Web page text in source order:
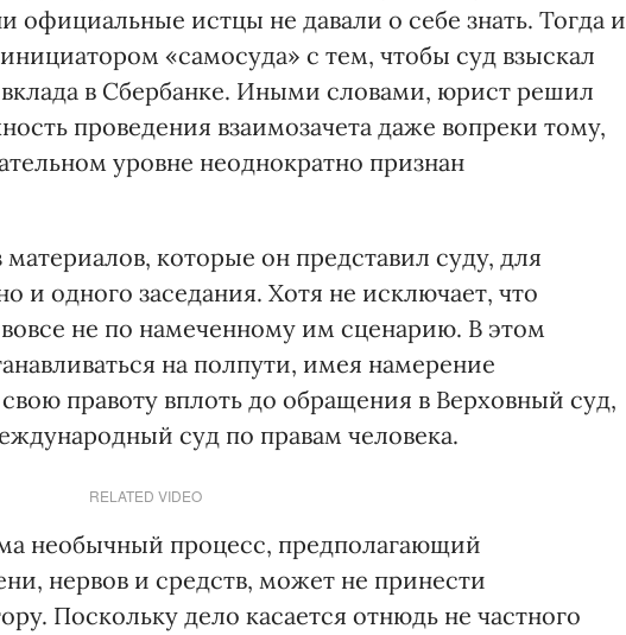
официальные истцы не давали о себе знать. Тогда и
«самосуда» с тем, чтобы суд взыскал
в Сбербанке. Иными словами, юрист решил
проведения взаимозачета даже вопреки тому,
уровне неоднократно признан
которые он представил суду, для
и одного заседания. Хотя не исключает, что
не по намеченному им сценарию. В этом
на полпути, имея намерение
правоту вплоть до обращения в Верховный суд,
суд по правам человека.
RELATED VIDEO
необычный процесс, предполагающий
нервов и средств, может не принести
Поскольку дело касается отнюдь не частного